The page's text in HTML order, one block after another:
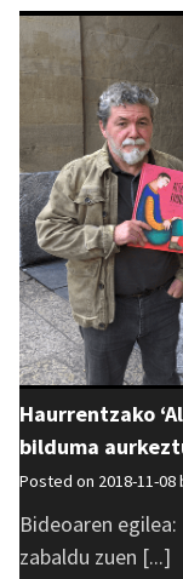
Haurrentzako
bilduma
Posted on 2018-11-08
Bideoaren
zabaldu zuen [...]